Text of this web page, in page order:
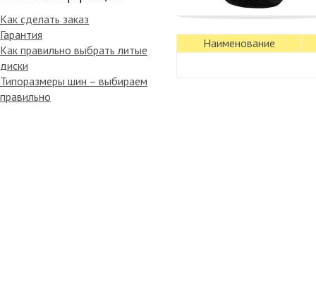
Как сделать заказ
Гарантия
Как правильно выбрать литые
диски
Типоразмеры шин – выбираем
правильно
Наименование